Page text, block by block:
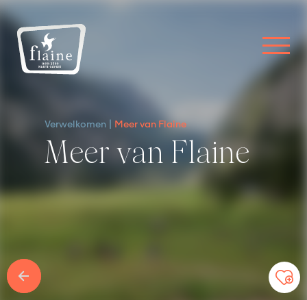
Verwelkomen Meer van Flaine
Meer van Flaine